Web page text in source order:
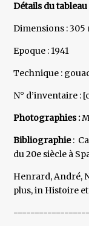
Détails du
Dimensions : 305
Epoque : 1941
Technique :
N° d’inventaire :
Photographies :
Bibliographie:
du 20e siècle à
Henrard, André,
plus, in Histoire